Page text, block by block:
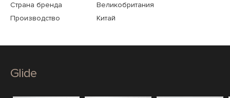
Страна бренда
Великобритания
Производство
Китай
Glide